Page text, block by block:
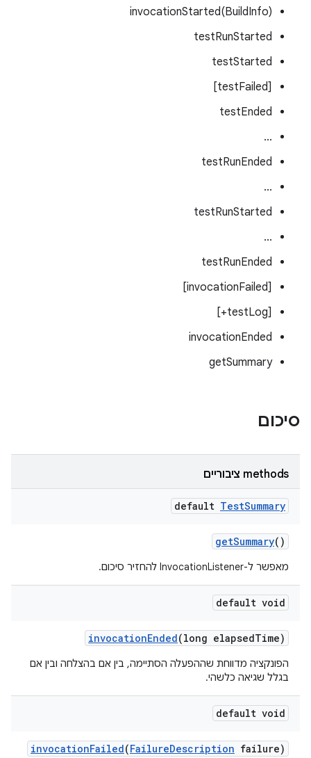
invocationStarted(BuildInfo)
testRunStarted
testStarted
[testFailed]
testEnded
...
testRunEnded
...
testRunStarted
...
testRunEnded
[invocationFailed]
[testLog+]
invocationEnded
getSummary
סיכום
‫methods ציבוריים
default TestSummary
getSummary()
מאפשר ל-InvocationListener להחזיר סיכום.
default void
invocationEnded(long elapsedTime)
הפונקציה מדווחת שההפעלה הסתיימה, בין אם בהצלחה ובין אם
בגלל שגיאה כלשהי.
default void
invocationFailed(FailureDescription failure)